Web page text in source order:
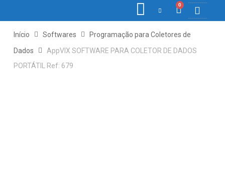
0
Início Softwares
Programação para Coletores de
Dados
AppVIX SOFTWARE PARA COLETOR DE DADOS
PORTÁTIL Ref: 679